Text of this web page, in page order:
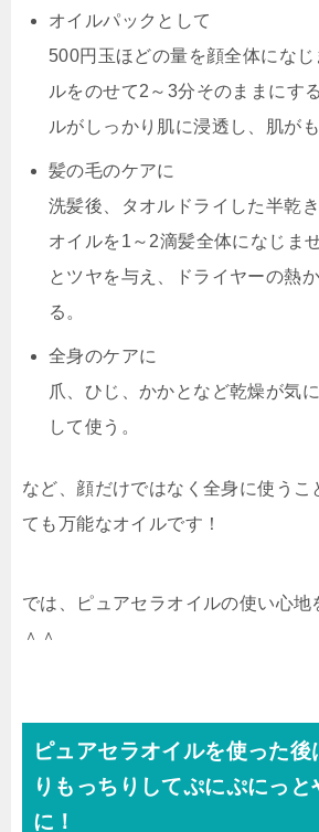
オイルパックとして
500円玉ほどの量を顔全体にな
ルをのせて2～3分そのままにす
ルがしっかり肌に浸透し、肌が
髪の毛のケアに
洗髪後、タオルドライした半乾
オイルを1～2滴髪全体になじま
とツヤを与え、ドライヤーの熱
る。
全身のケアに
爪、ひじ、かかとなど乾燥が気
して使う。
など、顔だけではなく全身に使うこ
ても万能なオイルです！
では、ピュアセラオイルの使い心地
＾＾
ピュアセラオイルを使った後
りもっちりしてぷにぷにっ
に！